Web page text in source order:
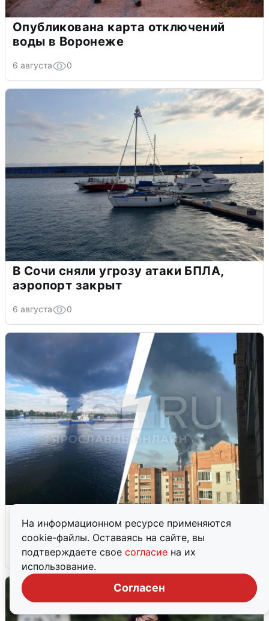
На информационном ресурсе применяются
cookie-файлы. Оставаясь на сайте, вы
подтверждаете свое согласие на их
использование.
Согласен
Опубликована карта отключений
воды в Воронеже
6 августа 0
В Сочи сняли угрозу атаки БПЛА,
аэропорт закрыт
6 августа 0
попадания и последствия
6 августа 0